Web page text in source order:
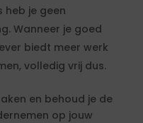
heb je geen
Wanneer je goed
biedt meer werk
volledig vrij dus.
en behoud je de
op jouw